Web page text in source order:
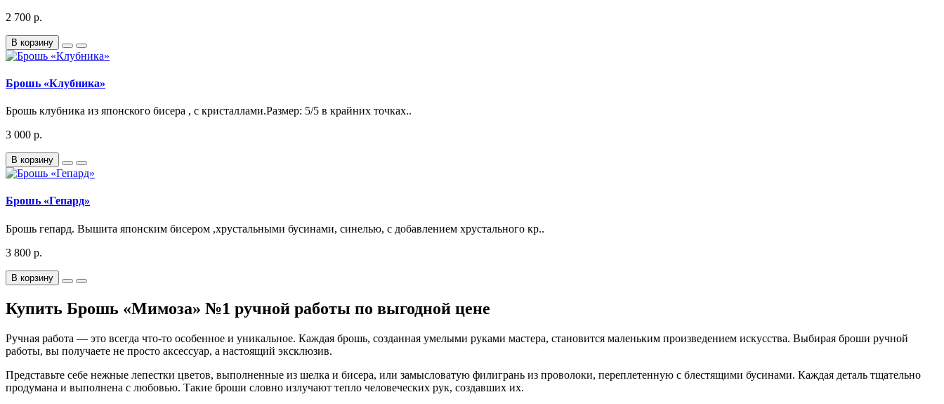
2 700 р.
В корзину
Брошь «Клубника»
Брошь клубника из японского бисера , с кристаллами.Размер: 5/5 в крайних точках..
3 000 р.
В корзину
Брошь «Гепард»
Брошь гепард. Вышита японским бисером ,хрустальными бусинами, синелью, с добавлением хрустального кр..
3 800 р.
В корзину
Купить Брошь «Мимоза» №1 ручной работы по выгодной цене
Ручная работа — это всегда что-то особенное и уникальное. Каждая брошь, созданная умелыми руками мастера, становится маленьким произведением искусства. Выбирая броши ручной
работы, вы получаете не просто аксессуар, а настоящий эксклюзив.
Представьте себе нежные лепестки цветов, выполненные из шелка и бисера, или замысловатую филигрань из проволоки, переплетенную с блестящими бусинами. Каждая деталь тщательно
продумана и выполнена с любовью. Такие броши словно излучают тепло человеческих рук, создавших их.